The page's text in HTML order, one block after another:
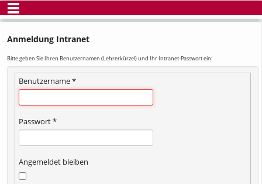
Anmeldung Intranet
Bitte geben Sie Ihren Benutzernamen (Lehrerkürzel) und Ihr Intranet-Passwort ein:
Benutzername*
Passwort*
Angemeldet bleiben